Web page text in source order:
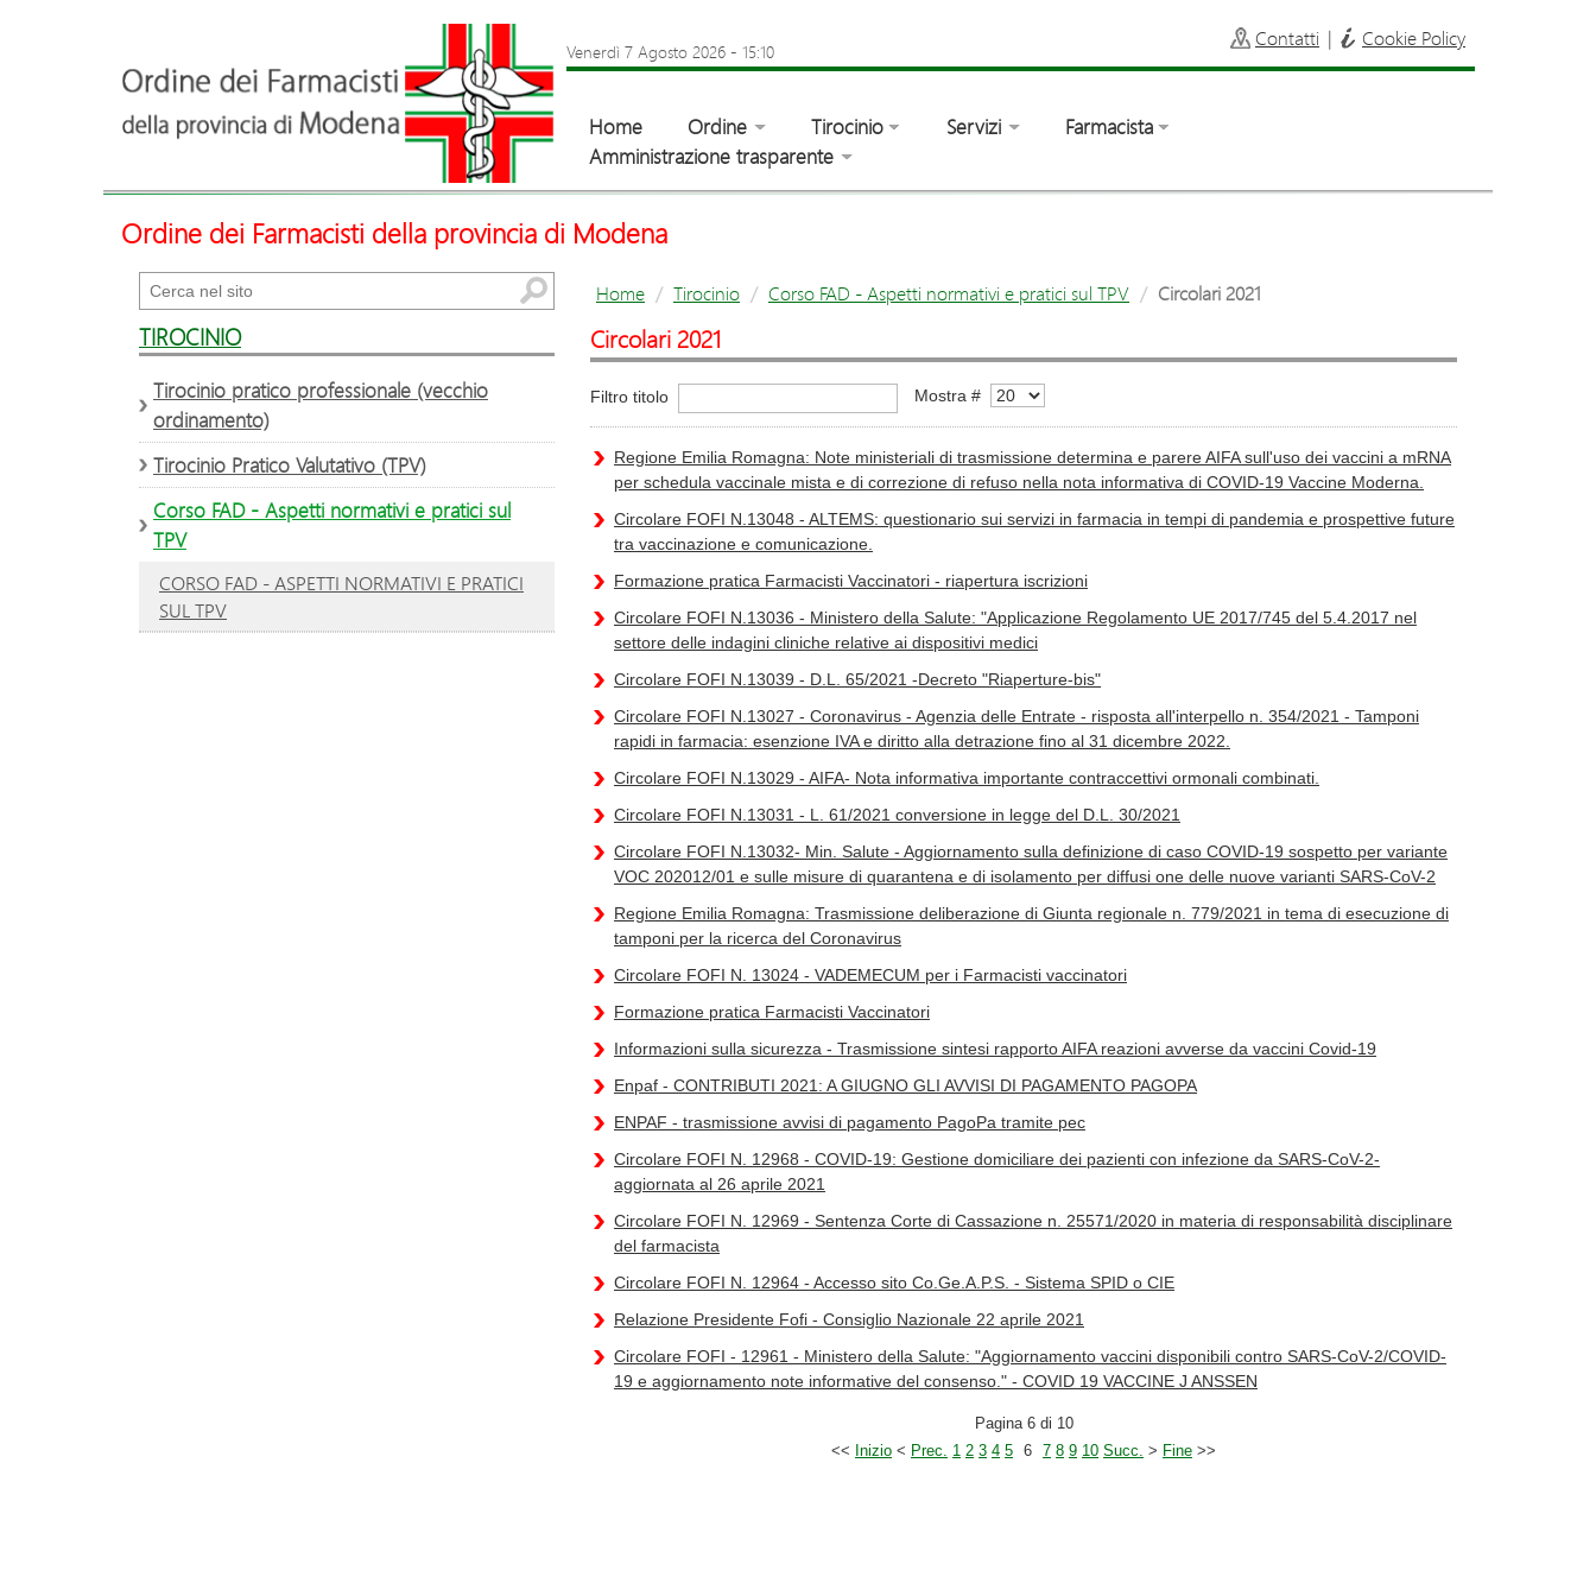
Venerdì 7 Agosto 2026 - 15:10
Contatti | Cookie Policy
Home Ordine Tirocinio Servizi
Farmacista
Amministrazione trasparente
Ordine dei Farmacisti della provincia di Modena
Home Tirocinio Corso FAD - Aspetti normativi e pratici sul TPV Circolari 2021
Circolari 2021
Filtro titolo Mostra #
Regione Emilia Romagna: Note ministeriali di trasmissione determina e parere AIFA sull'uso dei vaccini a mRNA
per schedula vaccinale mista e di correzione di refuso nella nota informativa di COVID-19 Vaccine Moderna.
Circolare FOFI N.13048 - ALTEMS: questionario sui servizi in farmacia in tempi di pandemia e prospettive future
tra vaccinazione e comunicazione.
Formazione pratica Farmacisti Vaccinatori - riapertura iscrizioni
Circolare FOFI N.13036 - Ministero della Salute: "Applicazione Regolamento UE 2017/745 del 5.4.2017 nel
settore delle indagini cliniche relative ai dispositivi medici
Circolare FOFI N.13039 - D.L. 65/2021 -Decreto "Riaperture-bis"
Circolare FOFI N.13027 - Coronavirus - Agenzia delle Entrate - risposta all'interpello n. 354/2021 - Tamponi
rapidi in farmacia: esenzione IVA e diritto alla detrazione fino al 31 dicembre 2022.
Circolare FOFI N.13029 - AIFA- Nota informativa importante contraccettivi ormonali combinati.
Circolare FOFI N.13031 - L. 61/2021 conversione in legge del D.L. 30/2021
Circolare FOFI N.13032- Min. Salute - Aggiornamento sulla definizione di caso COVID-19 sospetto per variante
VOC 202012/01 e sulle misure di quarantena e di isolamento per diffusi one delle nuove varianti SARS-CoV-2
Regione Emilia Romagna: Trasmissione deliberazione di Giunta regionale n. 779/2021 in tema di esecuzione di
tamponi per la ricerca del Coronavirus
Circolare FOFI N. 13024 - VADEMECUM per i Farmacisti vaccinatori
Formazione pratica Farmacisti Vaccinatori
Informazioni sulla sicurezza - Trasmissione sintesi rapporto AIFA reazioni avverse da vaccini Covid-19
Enpaf - CONTRIBUTI 2021: A GIUGNO GLI AVVISI DI PAGAMENTO PAGOPA
ENPAF - trasmissione avvisi di pagamento PagoPa tramite pec
Circolare FOFI N. 12968 - COVID-19: Gestione domiciliare dei pazienti con infezione da SARS-CoV-2-
aggiornata al 26 aprile 2021
Circolare FOFI N. 12969 - Sentenza Corte di Cassazione n. 25571/2020 in materia di responsabilità disciplinare
del farmacista
Circolare FOFI N. 12964 - Accesso sito Co.Ge.A.P.S. - Sistema SPID o CIE
Relazione Presidente Fofi - Consiglio Nazionale 22 aprile 2021
Circolare FOFI - 12961 - Ministero della Salute: "Aggiornamento vaccini disponibili contro SARS-CoV-2/COVID-
19 e aggiornamento note informative del consenso." - COVID 19 VACCINE J ANSSEN
Pagina 6 di 10
<< Inizio < Prec. 1 2 3 4 5 6 7 8 9 10 Succ. > Fine >>
Cerca
TIROCINIO
Tirocinio pratico professionale (vecchio
ordinamento)
Tirocinio Pratico Valutativo (TPV)
Corso FAD - Aspetti normativi e pratici sul
TPV
CORSO FAD - ASPETTI NORMATIVI E PRATICI
SUL TPV